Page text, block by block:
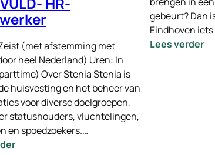
(met afstemming met
heel Nederland) Uren: In
Over Stenia Stenia is
huisvesting en het beheer van
voor diverse doelgroepen,
statushouders, vluchtelingen,
en spoedzoekers.…
:
gebeurt? Dan
Eindhoven
Lees verder: